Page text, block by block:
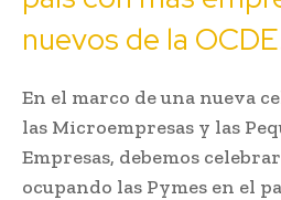
nuevos de la
En el marco de una nueva
las Microempresas y las
Empresas, debemos
ocupando las Pymes en el